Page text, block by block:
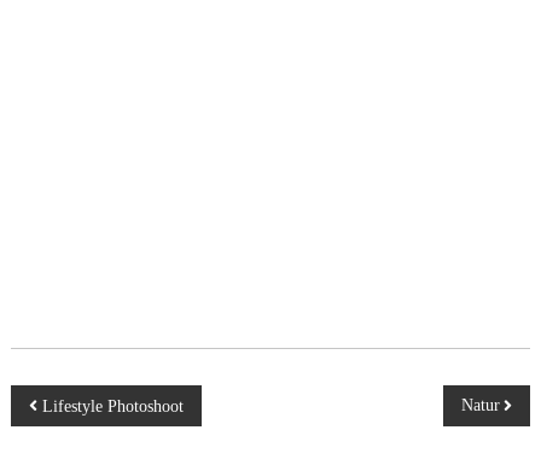
B Lifestyle Photoshoot Natur